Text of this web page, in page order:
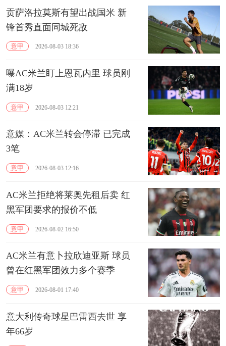
贡萨洛拉莫斯有望出战国米 新
锋首秀直面同城死敌
意甲 2026-08-03 18:36
曝AC米兰盯上恩瓦内里 球员刚
满18岁
意甲 2026-08-03 12:21
意媒：AC米兰转会停滞 已完成
3笔
意甲 2026-08-03 12:16
AC米兰拒绝将莱奥先租后卖 红
黑军团要求的报价不低
意甲 2026-08-02 16:50
AC米兰有意卜拉欣迪亚斯 球员
曾在红黑军团效力多个赛季
意甲 2026-08-01 17:40
意大利传奇球星巴雷西去世 享
年66岁